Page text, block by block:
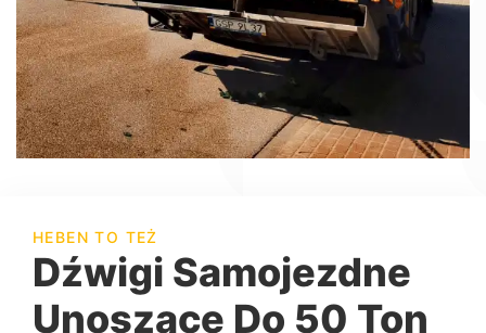
HEBEN TO TEŻ
Dźwigi Samojezdne
Unoszące Do 50 Ton